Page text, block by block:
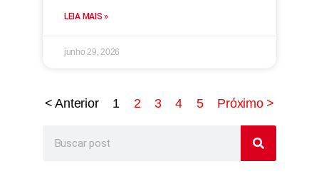
LEIA MAIS »
junho 29, 2026
< Anterior 1 2 3 4 5 Próximo >